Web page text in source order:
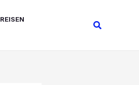
REISEN
Suchen